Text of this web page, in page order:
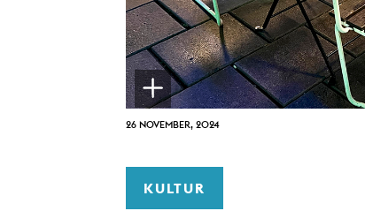
26 NOVEMBER, 2024
KULTUR